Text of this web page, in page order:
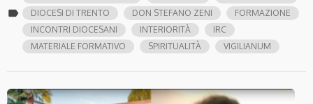
label
DIOCESI DI TRENTO
DON STEFANO ZENI
FORMAZIONE
INCONTRI DIOCESANI
INTERIORITÀ
IRC
MATERIALE FORMATIVO
SPIRITUALITÀ VIGILIANUM